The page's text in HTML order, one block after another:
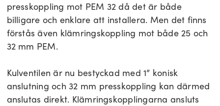
presskoppling mot PEM 32 då det är både
billigare och enklare att installera. Men det finns
förstås även klämringskoppling mot både 25 och
32 mm PEM.
Kulventilen är nu bestyckad med 1” konisk
anslutning och 32 mm presskoppling kan därmed
anslutas direkt. Klämringskopplingarna ansluts